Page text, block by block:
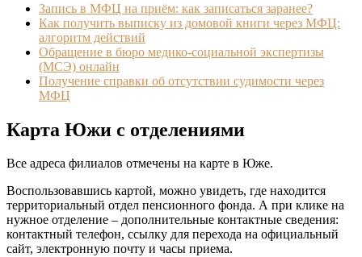
Запись в МФЦ на приём: как записаться заранее?
Как получить выписку из домовой книги через МФЦ:
алгоритм действий
Обращение в бюро медико-социальной экспертизы
(МСЭ) онлайн
Получение справки об отсутствии судимости через
МФЦ
Карта Южи с отделениями
Все адреса филиалов отмечены на карте в Юже.
Воспользовавшись картой, можно увидеть, где находится
территориальный отдел пенсионного фонда. А при клике на
нужное отделение – дополнительные контактные сведения:
контактный телефон, ссылку для перехода на официальный
сайт, электронную почту и часы приема.